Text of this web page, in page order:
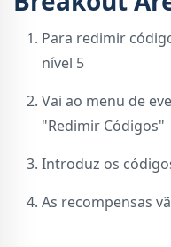
Para redimir
nível 5
Vai ao menu de
"Redimir Códigos"
Introduz os
As recompensas